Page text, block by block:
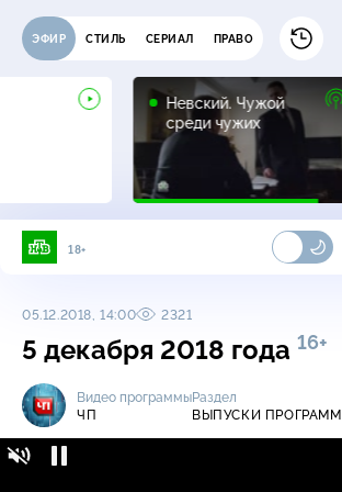
ЭФИР СТИЛЬ СЕРИАЛ ПРАВО
Невский. Чужой
среди чужих
16+
18+
05.12.2018, 14:00 2321
5 декабря 2018 года 16+
Видео программы
ЧП
Раздел
ВЫПУСКИ